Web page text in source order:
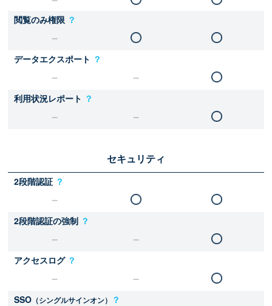
閲覧のみ権限 ？
データエクスポート ？
利用状況レポート ？
セキュリティ
2段階認証 ？
2段階認証の強制 ？
アクセスログ ？
SSO （シングルサインオン） ？